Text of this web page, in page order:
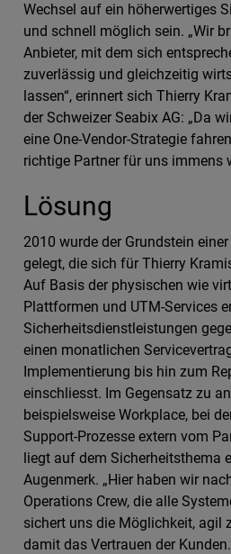
Wechsel auf ein höherwertiges
und schnell möglich sein. „Wir
Anbieter, mit dem sich
zuverlässig und gleichzeitig
lassen“, erinnert sich Thierry
der Schweizer Seabix AG: „Da
eine One-Vendor-Strategie
richtige Partner für uns immens
Lösung
2010 wurde der Grundstein
gelegt, die sich für Thierry
Auf Basis der physischen wie
Plattformen und UTM-Services
Sicherheitsdienstleistungen
einen monatlichen
Implementierung bis hin zum
einschliesst. Im Gegensatz zu
beispielsweise Workplace, bei
Support-Prozesse extern vom
liegt auf dem Sicherheitsthema
Augenmerk. „Hier haben wir
Operations Crew, die alle
sichert uns die Möglichkeit, agil
damit das Vertrauen der